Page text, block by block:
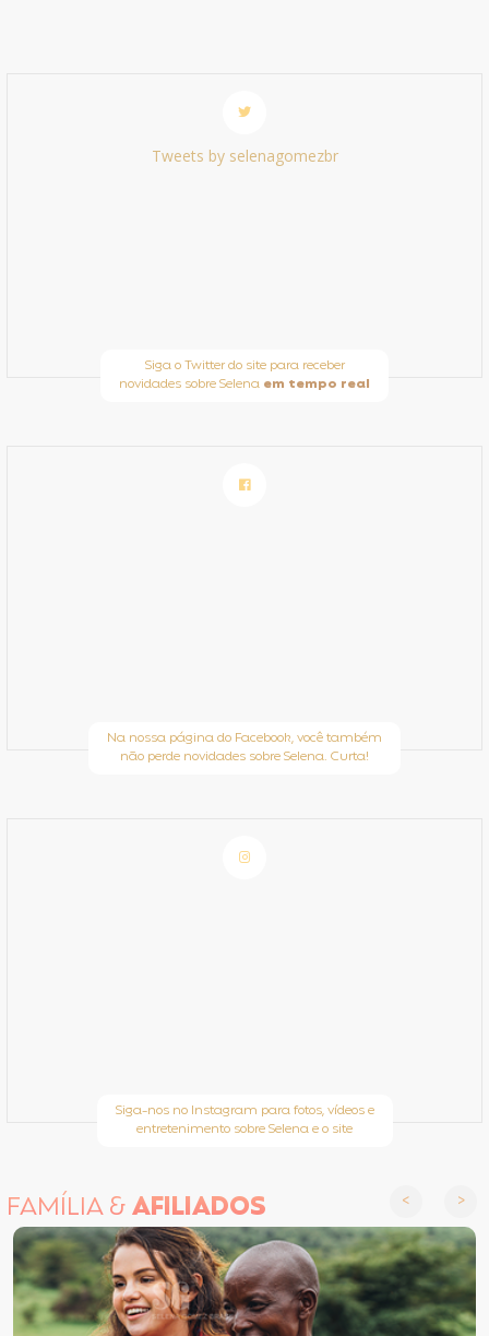
Tweets by selenagomezbr
Siga o Twitter do site para receber
novidades sobre Selena em tempo real
Na nossa página do Facebook, você também
não perde novidades sobre Selena. Curta!
Siga-nos no Instagram para fotos, vídeos e
entretenimento sobre Selena e o site
FAMÍLIA &AFILIADOS